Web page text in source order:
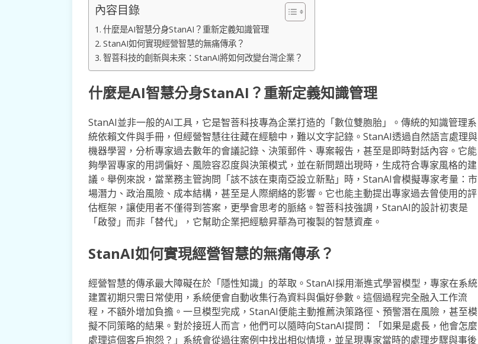
內容目錄
什麼是AI智慧分身StanAI？重新定義知識管理
StanAI如何實現經營智慧的無痛傳承？
智菩科技的創新與未來：StanAI將如何改變台灣企業？
什麼是AI智慧分身StanAI？重新定義知識管理
StanAI並非一般的AI工具，它是智菩科技專為企業打造的「數位雙胞胎」。傳統的知識管理系
統依賴文件與手冊，但經營智慧往往藏在經驗中，難以文字記錄。StanAI透過自然語言處理與
機器學習，分析專家過去數年的會議記錄、決策郵件、專案報告，甚至是即時對話內容。它能
夠學習專家的用詞偏好、風險容忍度與決策模式，並在新問題出現時，生成符合專家風格的建
議。舉例來說，當業務主管詢問「該不該在東南亞設立新點」時，StanAI會模擬專家考量：市
場潛力、政治風險、成本結構，甚至是人際網絡的影響。它也能主動提出專家過去曾使用的評
估框架，讓使用者不僅得到答案，更學會思考的脈絡。智菩科技強調，StanAI的設計初衷是
「啟發」而非「替代」，它幫助企業把經驗昇華為可複製的智慧資產。
StanAI如何實現經營智慧的無痛傳承？
經營智慧的傳承最大障礙在於「隱性知識」的萃取。StanAI採用漸進式學習模型，專家在系統
建置初期只需日常使用，系統便會自動收集行為資料與偏好參數。這個過程完全融入工作流
程，不額外增加負擔。一旦模型完成，StanAI便能主動推薦決策路徑、預警潛在風險，甚至模
擬不同策略的結果。對於接班人而言，他們可以隨時向StanAI提問：「如果是處長，他會怎麼
處理這個客戶抱怨？」系統會從過往案例中找出相似情境，並呈現專家當時的處理步驟與事後